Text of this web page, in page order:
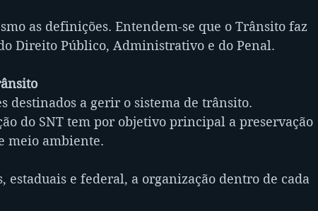
as definições. Entendem-se que o Trânsito faz
Direito Público, Administrativo e do Penal.
destinados a gerir o sistema de trânsito.
do SNT tem por objetivo principal a preservação
meio ambiente.
estaduais e federal, a organização dentro de cada